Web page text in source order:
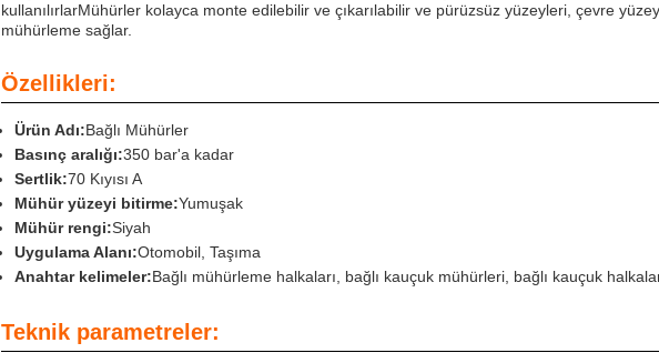
kullanılırlarMühürler kolayca monte edilebilir ve çıkarılabilir ve pürüzsüz yüzeyleri, çevre
mühürleme sağlar.
Özellikleri:
Ürün Adı:Bağlı Mühürler
Basınç aralığı:350 bar'a kadar
Sertlik:70 Kıyısı A
Mühür yüzeyi bitirme:Yumuşak
Mühür rengi:Siyah
Uygulama Alanı:Otomobil, Taşıma
Anahtar kelimeler:Bağlı mühürleme halkaları, bağlı kauçuk mühürleri, bağlı kauçuk
Teknik parametreler: